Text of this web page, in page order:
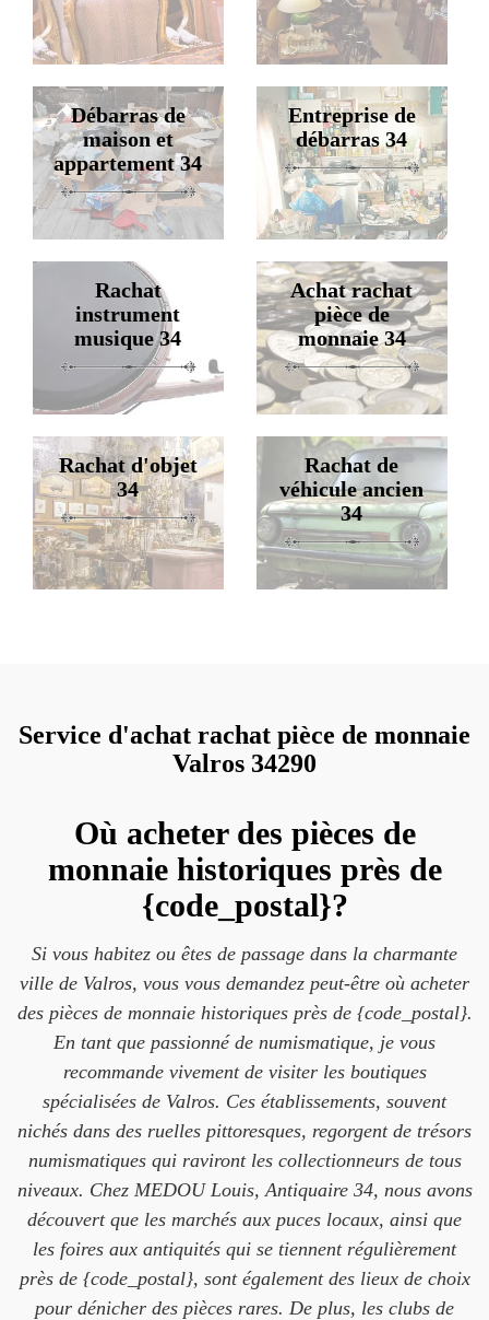
Débarras de
maison et
appartement 34
Entreprise de
débarras 34
Rachat
instrument
musique 34
Achat rachat
pièce de
monnaie 34
Rachat d'objet
34
Rachat de
véhicule ancien
34
Service d'achat rachat pièce de monnaie
Valros 34290
Où acheter des pièces de
monnaie historiques près de
{code_postal}?
Si vous habitez ou êtes de passage dans la charmante
ville de Valros, vous vous demandez peut-être où acheter
des pièces de monnaie historiques près de {code_postal}.
En tant que passionné de numismatique, je vous
recommande vivement de visiter les boutiques
spécialisées de Valros. Ces établissements, souvent
nichés dans des ruelles pittoresques, regorgent de trésors
numismatiques qui raviront les collectionneurs de tous
niveaux. Chez MEDOU Louis, Antiquaire 34, nous avons
découvert que les marchés aux puces locaux, ainsi que
les foires aux antiquités qui se tiennent régulièrement
près de {code_postal}, sont également des lieux de choix
pour dénicher des pièces rares. De plus, les clubs de